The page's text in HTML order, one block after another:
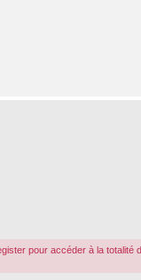
pour accéder à la totalité